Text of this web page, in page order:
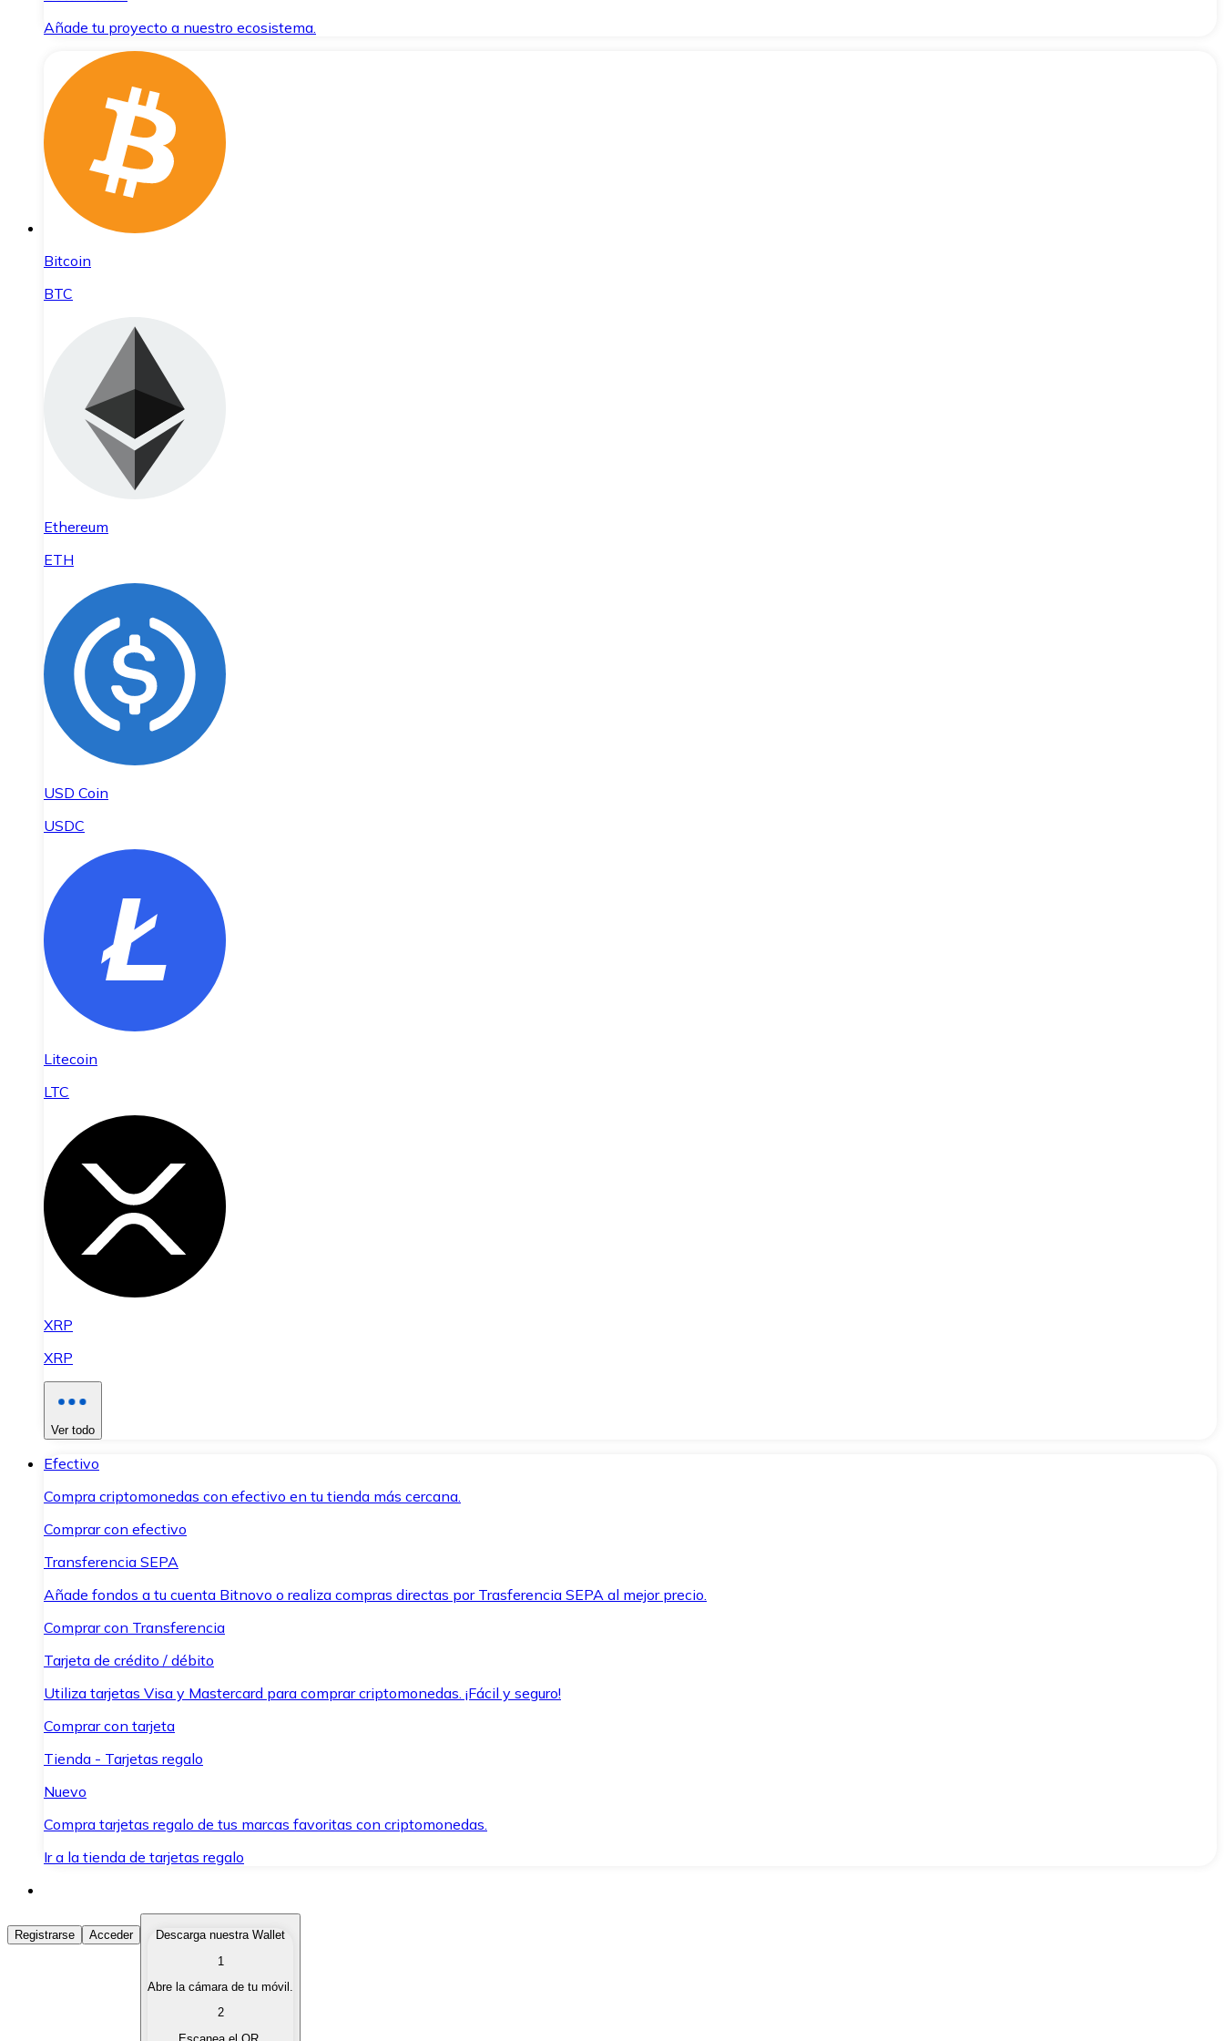
Añade tu proyecto a nuestro ecosistema.
Bitcoin
BTC
Ethereum
ETH
USD Coin
USDC
Litecoin
LTC
XRP
XRP
Ver todo
Efectivo
Compra criptomonedas con efectivo en tu tienda más cercana.
Comprar con efectivo
Transferencia SEPA
Añade fondos a tu cuenta Bitnovo o realiza compras directas por Trasferencia SEPA al mejor precio.
Comprar con Transferencia
Tarjeta de crédito / débito
Utiliza tarjetas Visa y Mastercard para comprar criptomonedas. ¡Fácil y seguro!
Comprar con tarjeta
Tienda - Tarjetas regalo
Nuevo
Compra tarjetas regalo de tus marcas favoritas con criptomonedas.
Ir a la tienda de tarjetas regalo
Comprar Criptomonedas
Compra criptomonedas con diferentes métodos de pago.
Vende tus criptomonedas de forma rápida y segura.
Registrarse Acceder
Descarga nuestra Wallet
1
Abre la cámara de tu móvil.
2